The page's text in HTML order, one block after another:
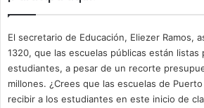
El secretario de Educación, Eliezer Ramos,
1320, que las escuelas públicas están listas
estudiantes, a pesar de un recorte
millones. ¿Crees que las escuelas de
recibir a los estudiantes en este inicio de